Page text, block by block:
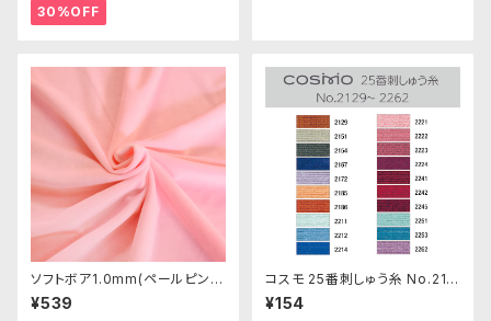
30%OFF
ソフトボア1.0mm(ペールピン
ク)SSB130 ぬいぐるみ用短毛
ボア生地 20cm
¥539
コスモ 25番刺しゅう糸 No.212
9‾2262
¥154